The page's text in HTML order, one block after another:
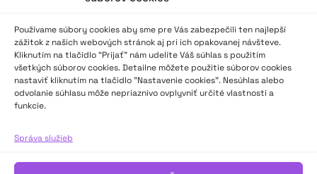
Používame súbory cookies aby sme pre Vás zabezpečili ten najlepší
zážitok z našich webových stránok aj pri ich opakovanej návšteve.
Kliknutím na tlačidlo “Prijať” nám udelíte Váš súhlas s použitím
všetkých súborov cookies. Detailne môžete použitie súborov cookies
nastaviť kliknutím na tlačidlo "Nastavenie cookies". Nesúhlas alebo
odvolanie súhlasu môže nepriaznivo ovplyvniť určité vlastnosti a
funkcie.
Správa služieb
Vo Zvolene o legendách, súčasnom tanci
i možných spoluprácach
Zvolen nie je iba jedno z kľúčových historických a kultúrnych
developerským apetítom, mastnou zapekankou či
pestrofarebnou architektúrou slovenskej verzie neoliberalizmu
konca 90. rokov a zároveň mesto, kde klíčia drobné prevádzky